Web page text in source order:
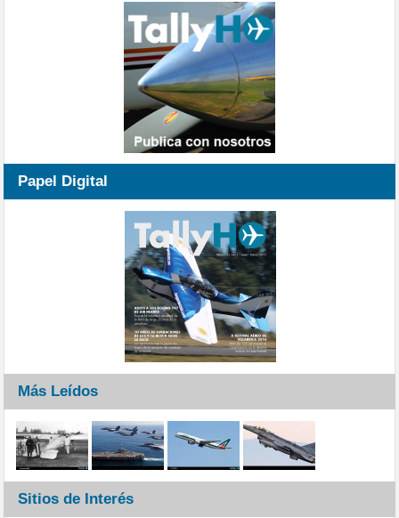
Papel Digital
Más Leídos
Sitios de Interés